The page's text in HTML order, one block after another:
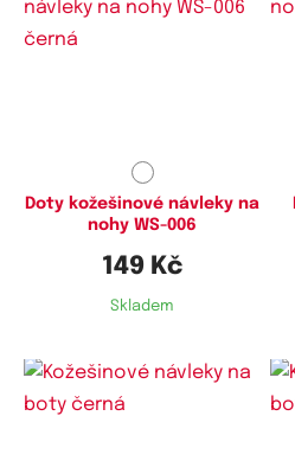
Doty kožešinové návleky na
nohy WS-006
149 Kč
Skladem